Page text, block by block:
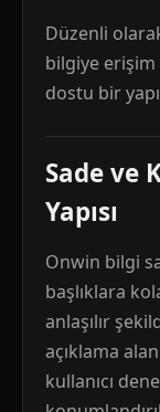
Düzenli
bilgiye erişim
dostu bir
Sade ve
Yapısı
Onwin bilgi
başlıklara
anlaşılır
açıklama
kullanıcı